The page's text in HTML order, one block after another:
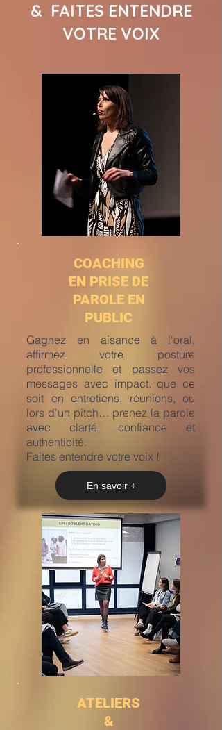
& FAITES ENTENDRE
VOTRE VOIX
COACHING
EN PRISE DE
PAROLE EN
PUBLIC
Gagnez en aisance à l'oral,
affirmez votre posture
professionnelle et passez vos
messages avec impact. que ce
soit en entretiens, réunions, ou
lors d'un pitch… prenez la parole
avec clarté, confiance et
authenticité.
Faites entendre votre voix !
En savoir +
ATELIERS
&